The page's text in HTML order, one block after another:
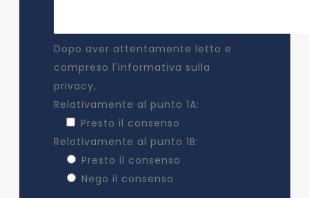
Dopo aver attentamente letto e
compreso l'informativa sulla
privacy,
Relativamente al punto 1A:
Presto il consenso
Relativamente al punto 1B:
Presto il consenso
Nego il consenso